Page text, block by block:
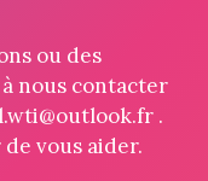
ou des
nous contacter
.
vous aider.